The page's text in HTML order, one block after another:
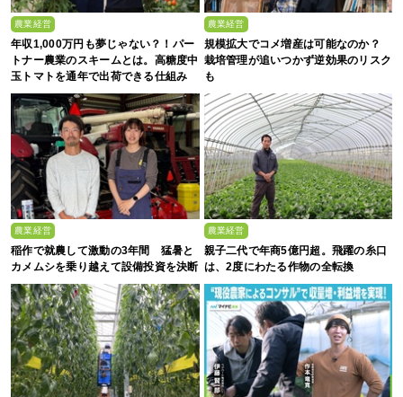
農業経営
年収1,000万円も夢じゃない？！パー
トナー農業のスキームとは。高糖度中
玉トマトを通年で出荷できる仕組み
農業経営
規模拡大でコメ増産は可能なのか？
栽培管理が追いつかず逆効果のリスク
も
農業経営
稲作で就農して激動の3年間 猛暑と
カメムシを乗り越えて設備投資を決断
農業経営
親子二代で年商5億円超。飛躍の糸口
は、2度にわたる作物の全転換